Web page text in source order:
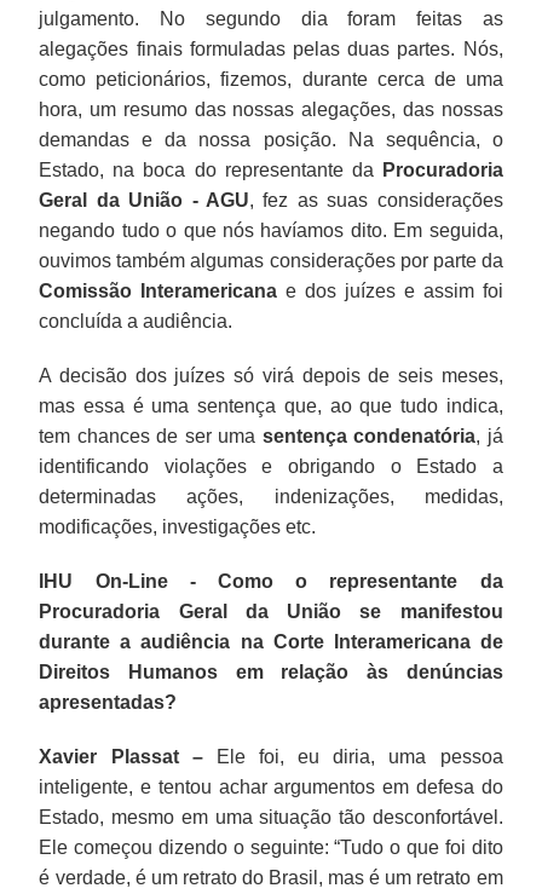
julgamento. No segundo dia foram feitas as
alegações finais formuladas pelas duas partes. Nós,
como peticionários, fizemos, durante cerca de uma
hora, um resumo das nossas alegações, das nossas
demandas e da nossa posição. Na sequência, o
Estado, na boca do representante da
Procuradoria
Geral da União - AGU, fez as suas considerações
negando tudo o que nós havíamos dito. Em seguida,
ouvimos também algumas considerações por parte da
Comissão Interamericana e dos juízes e assim foi
concluída a audiência.
A decisão dos juízes só virá depois de seis meses,
mas essa é uma sentença que, ao que tudo indica,
tem chances de ser uma sentença condenatória, já
identificando violações e obrigando o Estado a
determinadas ações, indenizações, medidas,
modificações, investigações etc.
IHU On-Line - Como o representante da
Procuradoria Geral da União se manifestou
durante a audiência na Corte Interamericana de
Direitos Humanos em relação às denúncias
apresentadas?
Xavier Plassat –Ele foi, eu diria, uma pessoa
inteligente, e tentou achar argumentos em defesa do
Estado, mesmo em uma situação tão desconfortável.
Ele começou dizendo o seguinte: “Tudo o que foi dito
é verdade, é um retrato do Brasil, mas é um retrato em